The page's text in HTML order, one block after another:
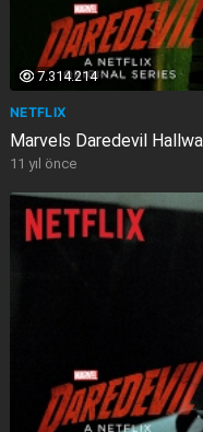
7.314.214
NETFLIX
Marvels Daredevil
11 yıl önce